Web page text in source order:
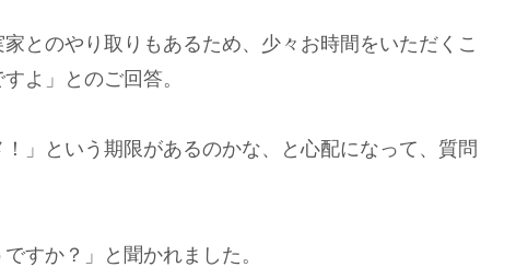
とのやり取りもあるため、少々お時間をいただくこ
よ」とのご回答。
」という期限があるのかな、と心配になって、質問
すか？」と聞かれました。